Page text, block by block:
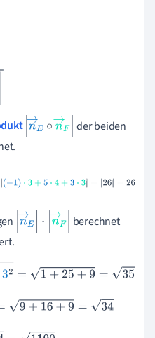
n→E∘n→F der beiden
+5 4+ 3·3 = 26 = 26
n→E· n→ F
berechnet